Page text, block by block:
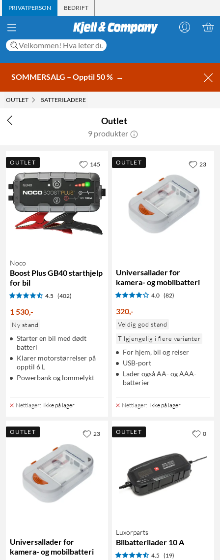
PRIVATPERSON BEDRIFT
SOMMERSALG – Opptil 50 % →
OUTLET BATTERILADERE
Outlet
9 produkter
OUTLET
Noco
Boost Plus GB40 starthjelp
for bil
4.5 (402)
1 530,-
Ny stand
Starter en bil med dødt
batteri
Klarer motorstørrelser på
opptil 6 L
Powerbank og lommelykt
Nettlager: Ikke på lager
145 OUTLET
Universallader for
kamera- og mobilbatteri
4.0 (82)
320,-
Veldig god stand
Tilgjengelig i flere varianter
For hjem, bil og reiser
USB-port
Lader også AA- og AAA-
batterier
Nettlager: Ikke på lager
23
OUTLET
Universallader for
kamera- og mobilbatteri
23 OUTLET
Luxorparts
Bilbatterilader 10 A
4.5 (19)
0